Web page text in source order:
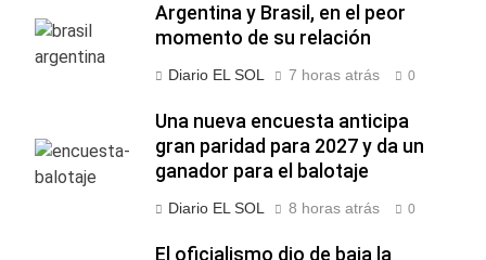
Argentina y Brasil, en el peor
momento de su relación
Diario EL SOL 7 horas atrás 0
Una nueva encuesta anticipa
gran paridad para 2027 y da un
ganador para el balotaje
Diario EL SOL 8 horas atrás 0
El oficialismo dio de baja la